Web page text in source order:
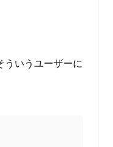
ういうユーザーに